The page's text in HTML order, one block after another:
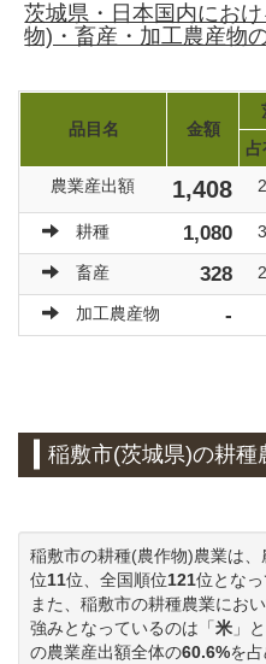
茨城県・日本国内にお
物)・畜産・加工農産物
品目名 金額
農業産出額
1,408
耕種 1,080
畜産 328
加工農産物 -
稲敷市(茨城県)の耕種
稲敷市の耕種(農作物)農業は
位11位、全国順位121位となっ
また、稲敷市の耕種農業にお
強みとなっているのは「米 」
の農業産出額全体の60.6%を